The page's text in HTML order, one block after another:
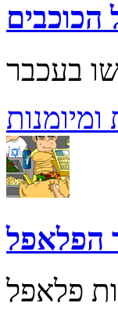
הכוכבים
הפלאפל